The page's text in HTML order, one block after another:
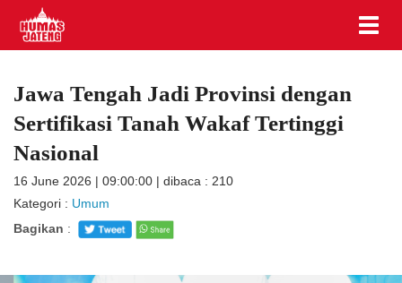
Jawa Tengah Jadi Provinsi dengan
Sertifikasi Tanah Wakaf Tertinggi
Nasional
16 June 2026 | 09:00:00 | dibaca : 210
Kategori : Umum
Bagikan :